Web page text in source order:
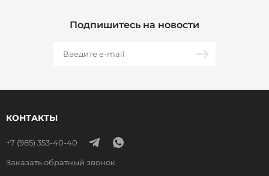
Подпишитесь на новости
КОНТАКТЫ
+7 (985) 353-40-40
Заказать обратный звонок